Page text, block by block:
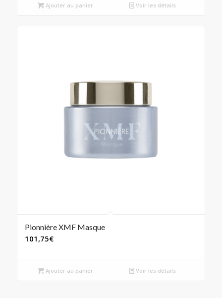
Ajouter au panier Voir les détails
Pionnière XMF Masque
101,75€
Ajouter au panier Voir les détails